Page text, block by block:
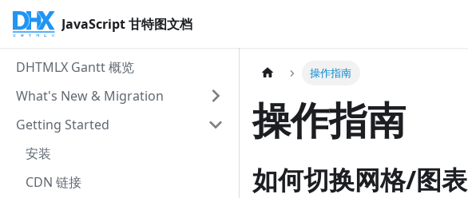
JavaScript 甘特图文档
DHTMLX Gantt 概览
What's New & Migration
Getting Started
安装
CDN 链接
操作指南
操作指南
如何切换网格/图表